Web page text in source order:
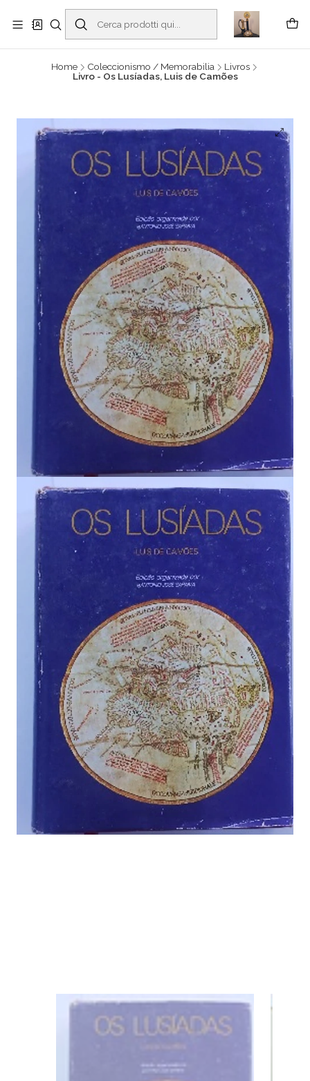
Buscantiguidades - Leilões. Colecionismo e antiguidades em Viana do
Castelo -
Read more
Home Coleccionismo / Memorabilia
Livros
Livro - Os Lusíadas, Luis de Camões